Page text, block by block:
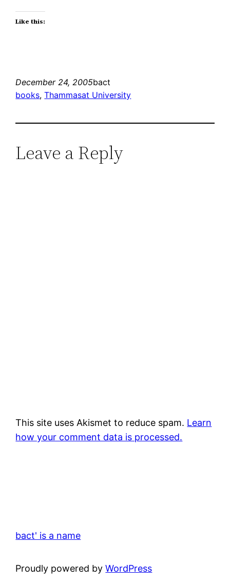
Like this:
December 24, 2005bact
books, Thammasat University
Leave a Reply
This site uses Akismet to reduce spam. Learn
how your comment data is processed.
bact' is a name
Proudly powered byWordPress